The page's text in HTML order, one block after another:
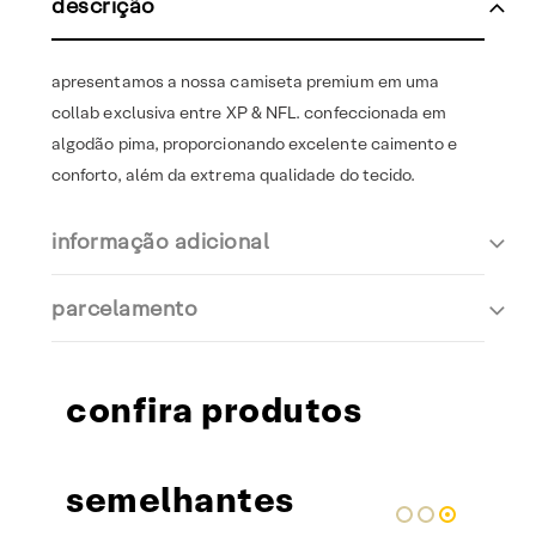
descrição
apresentamos a nossa camiseta premium em uma
collab exclusiva entre XP & NFL. confeccionada em
algodão pima, proporcionando excelente caimento e
conforto, além da extrema qualidade do tecido.
informação adicional
parcelamento
confira produtos
semelhantes